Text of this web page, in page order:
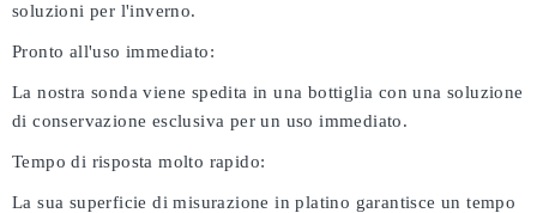
soluzioni per l'inverno.
Pronto all'uso immediato:
La nostra sonda viene spedita in una bottiglia con una soluzione
di conservazione esclusiva per un uso immediato.
Tempo di risposta molto rapido:
La sua superficie di misurazione in platino garantisce un tempo